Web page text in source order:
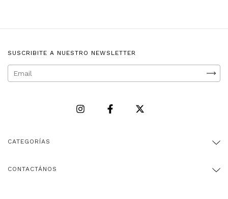
SUSCRIBITE A NUESTRO NEWSLETTER
CATEGORÍAS
CONTACTÁNOS